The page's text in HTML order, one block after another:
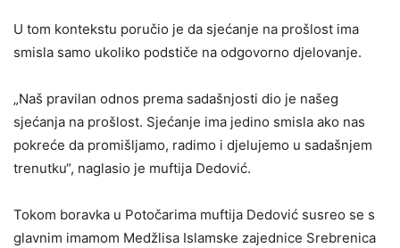
U tom kontekstu poručio je da sjećanje na prošlost ima
smisla samo ukoliko podstiče na odgovorno djelovanje.
„Naš pravilan odnos prema sadašnjosti dio je našeg
sjećanja na prošlost. Sjećanje ima jedino smisla ako nas
pokreće da promišljamo, radimo i djelujemo u sadašnjem
trenutku“, naglasio je muftija Dedović.
Tokom boravka u Potočarima muftija Dedović susreo se s
glavnim imamom Medžlisa Islamske zajednice Srebrenica